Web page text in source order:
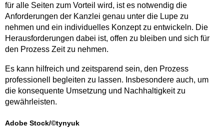
für alle Seiten zum Vorteil wird, ist es notwendig die
Anforderungen der Kanzlei genau unter die Lupe zu
nehmen und ein individuelles Konzept zu entwickeln. Die
Herausforderungen dabei ist, offen zu bleiben und sich für
den Prozess Zeit zu nehmen.
Es kann hilfreich und zeitsparend sein, den Prozess
professionell begleiten zu lassen. Insbesondere auch, um
die konsequente Umsetzung und Nachhaltigkeit zu
gewährleisten.
Adobe Stock/©tynyuk